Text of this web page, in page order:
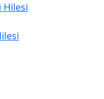
Hilesi